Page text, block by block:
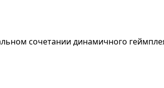
сочетании динамичного